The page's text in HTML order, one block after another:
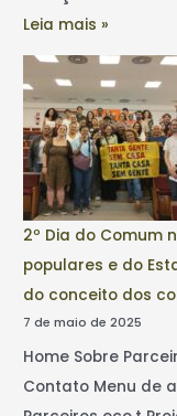
Leia mais »
2º Dia do Comum
populares e do
do conceito dos
7 de maio de 2025
Home Sobre
Contato Menu de